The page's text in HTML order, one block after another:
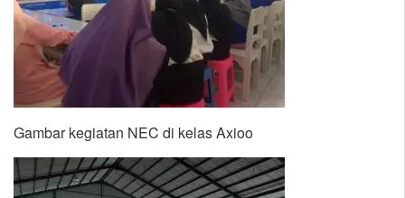
Gambar kegiatan NEC di kelas Axioo